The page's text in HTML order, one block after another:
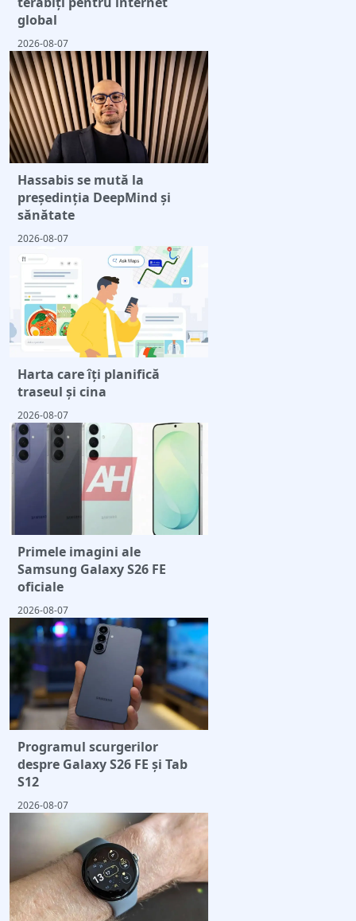
global
2026-08-07
Hassabis se mută la
președinția DeepMind și
sănătate
2026-08-07
Harta care îți planifică
traseul și cina
2026-08-07
Primele imagini ale
Samsung Galaxy S26 FE
oficiale
2026-08-07
Programul scurgerilor
despre Galaxy S26 FE și Tab
S12
2026-08-07